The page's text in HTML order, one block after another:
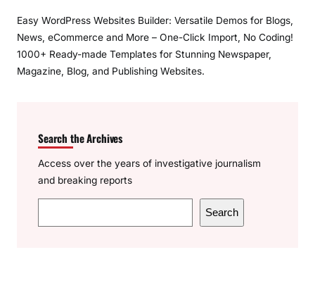
Easy WordPress Websites Builder: Versatile Demos for Blogs,
News, eCommerce and More – One-Click Import, No Coding!
1000+ Ready-made Templates for Stunning Newspaper,
Magazine, Blog, and Publishing Websites.
Search the Archives
Access over the years of investigative journalism
and breaking reports
e
Search